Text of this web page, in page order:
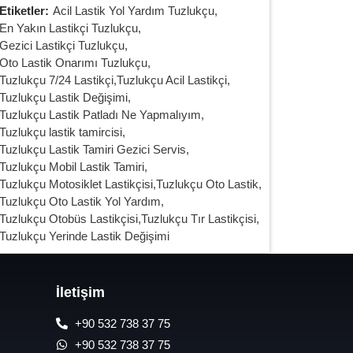
Etiketler: Acil Lastik Yol Yardım Tuzlukçu,
En Yakın Lastikçi Tuzlukçu,
Gezici Lastikçi Tuzlukçu,
Oto Lastik Onarımı Tuzlukçu,
Tuzlukçu 7/24 Lastikçi,Tuzlukçu Acil Lastikçi,
Tuzlukçu Lastik Değişimi,
Tuzlukçu Lastik Patladı Ne Yapmalıyım,
Tuzlukçu lastik tamircisi,
Tuzlukçu Lastik Tamiri Gezici Servis,
Tuzlukçu Mobil Lastik Tamiri,
Tuzlukçu Motosiklet Lastikçisi,Tuzlukçu Oto Lastik,
Tuzlukçu Oto Lastik Yol Yardım,
Tuzlukçu Otobüs Lastikçisi,Tuzlukçu Tır Lastikçisi,
Tuzlukçu Yerinde Lastik Değişimi
İletişim
+90 532 738 37 75
+90 532 738 37 75